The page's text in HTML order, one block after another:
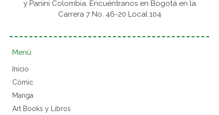
y Panini Colombia. Encuéntranos en Bogotá en la
Carrera 7 No. 46-20 Local 104
Menú
Inicio
Cómic
Manga
Art Books y Libros